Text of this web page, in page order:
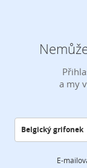
a my
E-